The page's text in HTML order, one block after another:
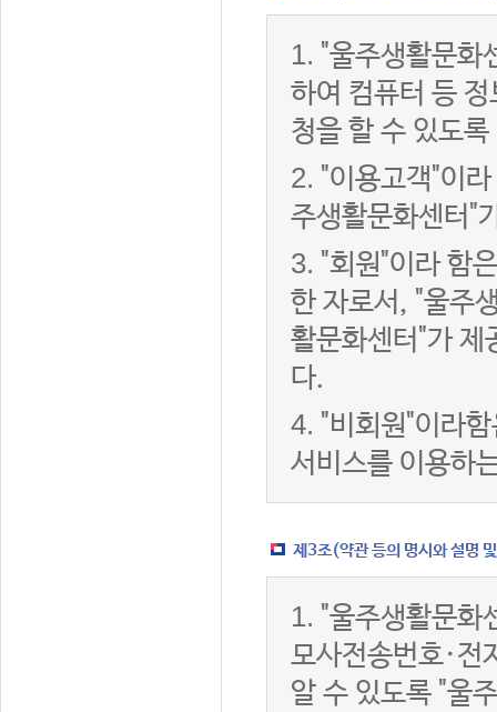
1. "울주생활문화
하여 컴퓨터 등
청을 할 수 있도
2. "이용고객"이
주생활문화센터"
3. "회원"이라 함
한 자로서, "울주
활문화센터"가 제
다.
4. "비회원"이라
서비스를 이용하
제3조(약관 등의 명시와 설명
1. "울주생활문화
모사전송번호·전
알 수 있도록 "울